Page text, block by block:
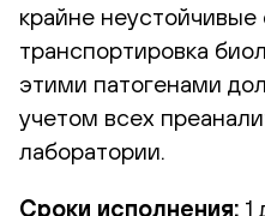
крайне
транспортировка
этими патогенами
учетом всех
лаборатории.
Сроки исполнения: 1